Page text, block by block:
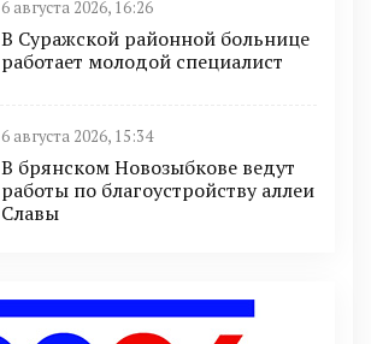
6 августа 2026, 16:26
В Суражской районной больнице
работает молодой специалист
6 августа 2026, 15:34
В брянском Новозыбкове ведут
работы по благоустройству аллеи
Славы